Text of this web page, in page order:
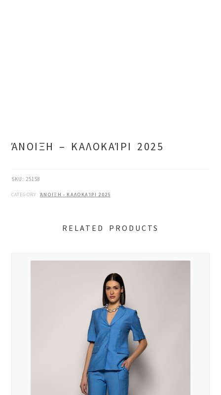
ΆΝΟΙΞΗ – ΚΑΛΟΚΑΊΡΙ 2025
SKU: 25158
CATEGORY: ΆΝΟΙΞΗ - ΚΑΛΟΚΑΊΡΙ 2025
RELATED PRODUCTS